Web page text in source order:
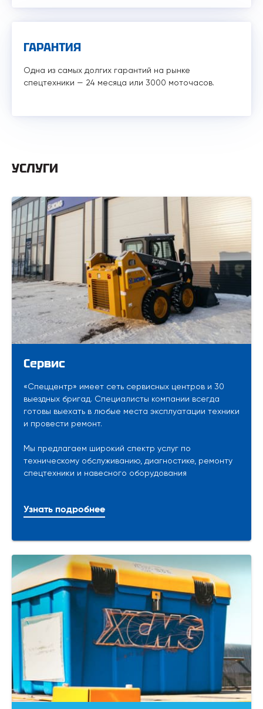
ГАРАНТИЯ
Одна из самых долгих гарантий на рынке
спецтехники — 24 месяца или 3000 моточасов.
УСЛУГИ
Сервис
«Спеццентр» имеет сеть сервисных центров и 30
выездных бригад. Специалисты компании всегда
готовы выехать в любые места эксплуатации техники
и провести ремонт.
Мы предлагаем широкий спектр услуг по
техническому обслуживанию, диагностике, ремонту
спецтехники и навесного оборудования
Узнать подробнее